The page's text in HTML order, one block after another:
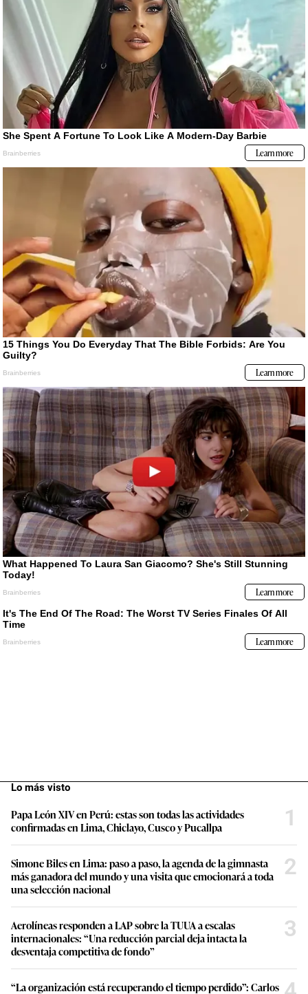
Lo más visto
Papa León XIV en Perú: estas son todas las actividades
confirmadas en Lima, Chiclayo, Cusco y Pucallpa
1
Simone Biles en Lima: paso a paso, la agenda de la gimnasta
más ganadora del mundo y una visita que emocionará a toda
una selección nacional
2
Aerolíneas responden a LAP sobre la TUUA a escalas
internacionales: “Una reducción parcial deja intacta la
desventaja competitiva de fondo”
3
“La organización está recuperando el tiempo perdido”: Carlos